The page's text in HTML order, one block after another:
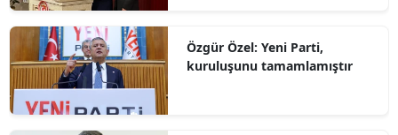
Özgür Özel: Yeni Parti,
kuruluşunu tamamlamıştır